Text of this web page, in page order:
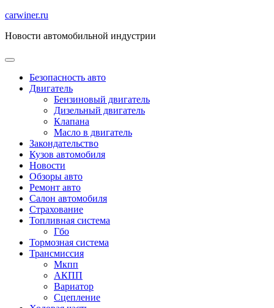
Перейти
содержимому
carwiner.ru
Новости автомобильной индустрии
Безопасность авто
Двигатель
Бензиновый двигатель
Дизельный двигатель
Клапана
Масло в двигатель
Закондательство
Кузов автомобиля
Новости
Обзоры авто
Ремонт авто
Салон автомобиля
Страхование
Топливная система
Гбо
Тормозная система
Трансмиссия
Мкпп
АКПП
Вариатор
Сцепление